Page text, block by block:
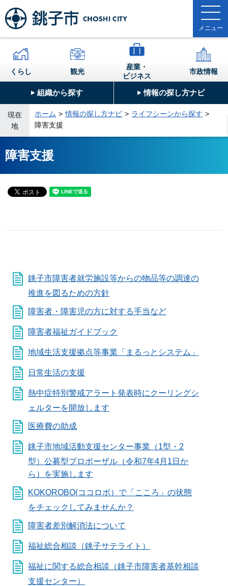
組織から探す 情報の探し方ナビ
くらし 観光
産業・
ビジネス
市政情報
現在
地
ホーム 情報の探し方ナビ
ライフシーンから探す
障害支援
障害支援
銚子市障害者就労施設等からの物品等の調達の
推進を図るための方針
障害者・障害児の方に対する手当など
障害者福祉ガイドブック
地域生活支援拠点等事業「まるっとシステム」
日常生活の支援
熱中症特別警戒アラート発表時にクーリングシ
ェルターを開放します
医療費の助成
銚子市地域活動支援センター事業（1型・2
型）公募型プロポーザル（令和7年4月1日か
ら）を実施します
KOKOROBO(ココロボ）で「こころ」の状態
をチェックしてみませんか？
障害者差別解消法について
福祉総合相談（銚子サテライト）
福祉に関する総合相談（銚子市障害者基幹相談
支援センター）